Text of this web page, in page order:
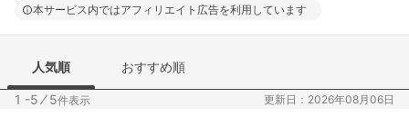
本サービス内ではアフィリエイト広告を利用しています
人気順 おすすめ順
1 -5 ⁄5件表示 更新日：2026年08月06日